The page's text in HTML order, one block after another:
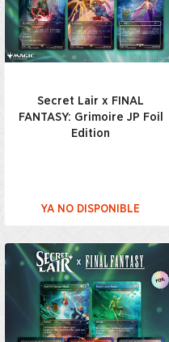
Secret Lair x FINAL
FANTASY: Grimoire JP Foil
Edition
YA NO DISPONIBLE